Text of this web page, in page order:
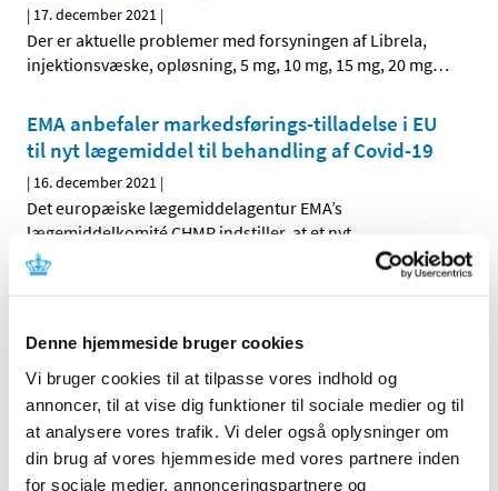
Denne hjemmeside bruger cookies
Vi bruger cookies til at tilpasse vores indhold og
annoncer, til at vise dig funktioner til sociale medier og til
at analysere vores trafik. Vi deler også oplysninger om
din brug af vores hjemmeside med vores partnere inden
for sociale medier, annonceringspartnere og
| 17. december 2021 |
Der er aktuelle problemer med forsyningen af Librela,
injektionsvæske, opløsning, 5 mg, 10 mg, 15 mg, 20 mg…
EMA anbefaler markedsførings-tilladelse i EU
til nyt lægemiddel til behandling af Covid-19
| 16. december 2021 |
Det europæiske lægemiddelagentur EMA’s
lægemiddelkomité CHMP indstiller, at et nyt
Status på behandlede indberetninger om
Janssen (Johnson & Johnson), uge 50
|16. december 2021|
Lægemiddelstyrelsen har frem til den 14. december 2021
modtaget 492 indberetninger om formodede…